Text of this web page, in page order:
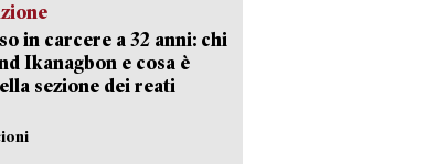
in carcere a 32 anni: chi
Ikanagbon e cosa è
sezione dei reati